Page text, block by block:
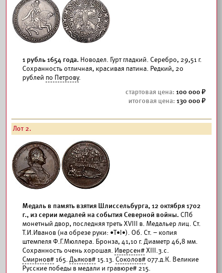
1 рубль 1654 года. Новодел. Гурт гладкий. Серебро, 29,51 г.
Сохранность отличная, красивая патина. Редкий, 20
рублей по Петрову.
100 000
130 000
Лот 2.
Медаль в память взятия Шлиссельбурга, 12 октября 1702
г., из серии медалей на события Северной войны. СПб
монетный двор, последняя треть XVIII в. Медальер лиц. Ст.
Т.И.Иванов (на обрезе руки: •Т•I•). Об. Ст. – копия
штемпеля Ф.Г.Мюллера. Бронза, 41,10 г. Диаметр 46,8 мм.
Сохранность очень хорошая. Иверсен#XIII.3.c.
Смирнов# 165. Дьяков# 15.13. Соколов# 077.д.К. Великие
Русские победы в медали и гравюре# 215.